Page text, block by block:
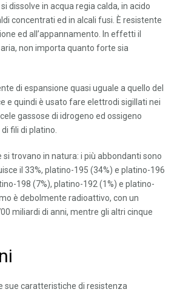
dissolve in acqua regia calda, in acido
concentrati ed in alcali fusi. È resistente
ed all’appannamento. In effetti il
non importa quanto forte sia
di espansione quasi uguale a quello del
e quindi è usato fare elettrodi sigillati nei
gassose di idrogeno ed ossigeno
fili di platino.
si trovano in natura: i più abbondanti sono
il 33%, platino-195 (34%) e platino-196
198 (7%), platino-192 (1%) e platino-
è debolmente radioattivo, con un
miliardi di anni, mentre gli altri cinque
sue caratteristiche di resistenza